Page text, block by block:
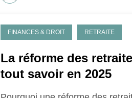
FINANCES & DROIT RETRAITE
La réforme des
tout savoir en 2025